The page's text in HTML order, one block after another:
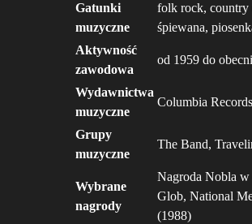
Gatunki
muzyczne
folk rock, country
śpiewana,
Aktywność
zawodowa
od 1959 do
Wydawnictwa
muzyczne
Columbia
Grupy
muzyczne
The Band,
Wybrane
nagrody
Nagroda Nobla w
Glob, National
(1988)